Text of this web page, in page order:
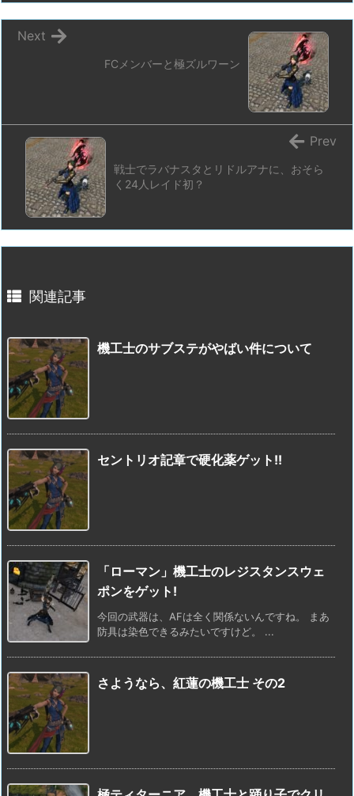
FCメンバーと極ズルワーン
Next
戦士でラバナスタとリドルアナに、おそら
く24人レイド初？
Prev
関連記事
機工士のサブステがやばい件について
セントリオ記章で硬化薬ゲット!!
「ローマン」機工士のレジスタンスウェ
ポンをゲット!
今回の武器は、AFは全く関係ないんですね。 まあ
防具は染色できるみたいですけど。 ...
さようなら、紅蓮の機工士 その2